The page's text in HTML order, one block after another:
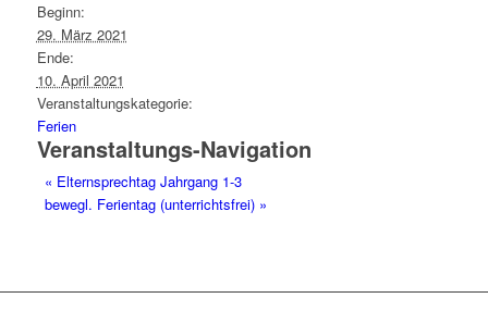
Beginn:
29. März 2021
Ende:
10. April 2021
Veranstaltungskategorie:
Ferien
Veranstaltungs-Navigation
« Elternsprechtag Jahrgang 1-3
bewegl. Ferientag (unterrichtsfrei) »